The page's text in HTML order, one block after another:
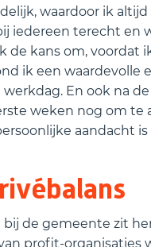
waardoor ik
iedereen terecht en
de kans om,
ik een
En ook na
weken nog om
aandacht
de gemeente zit
profit-organisaties